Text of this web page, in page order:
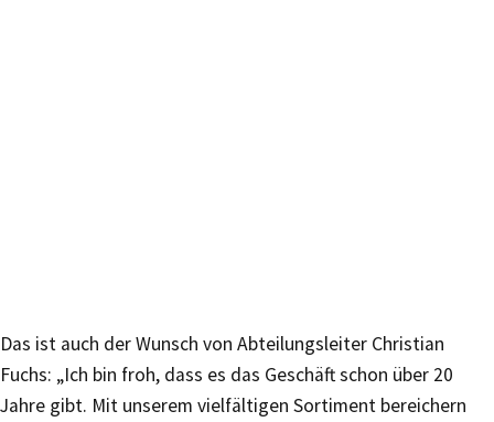
Das ist auch der Wunsch von Abteilungsleiter Christian
Fuchs: „Ich bin froh, dass es das Geschäft schon über 20
Jahre gibt. Mit unserem vielfältigen Sortiment bereichern